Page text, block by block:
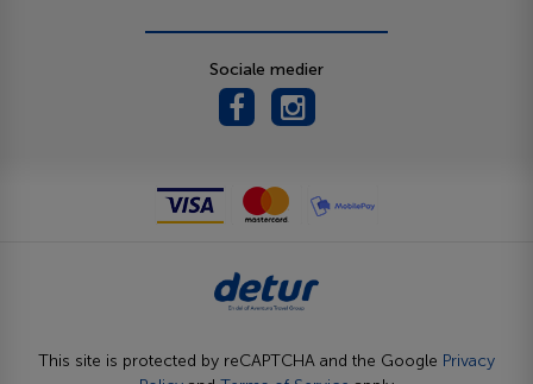
Sociale medier
This site is protected by reCAPTCHA and the Google Privacy